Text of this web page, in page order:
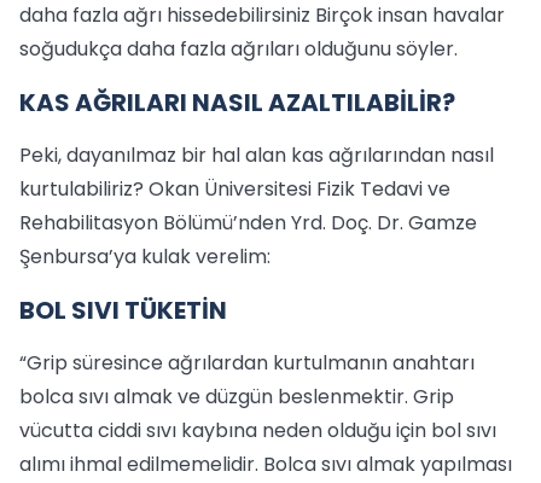
daha fazla ağrı hissedebilirsiniz Birçok insan havalar
soğudukça daha fazla ağrıları olduğunu söyler.
KAS AĞRILARI NASIL AZALTILABİLİR?
Peki, dayanılmaz bir hal alan kas ağrılarından nasıl
kurtulabiliriz? Okan Üniversitesi Fizik Tedavi ve
Rehabilitasyon Bölümü’nden Yrd. Doç. Dr. Gamze
Şenbursa’ya kulak verelim:
BOL SIVI TÜKETİN
“Grip süresince ağrılardan kurtulmanın anahtarı
bolca sıvı almak ve düzgün beslenmektir. Grip
vücutta ciddi sıvı kaybına neden olduğu için bol sıvı
alımı ihmal edilmemelidir. Bolca sıvı almak yapılması